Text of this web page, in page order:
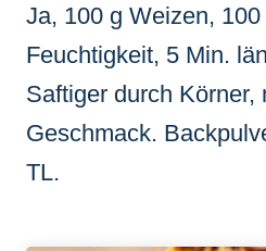
Ja, 100 g Weizen,
Feuchtigkeit, 5 Min.
Saftiger durch Körner,
Geschmack.
TL.